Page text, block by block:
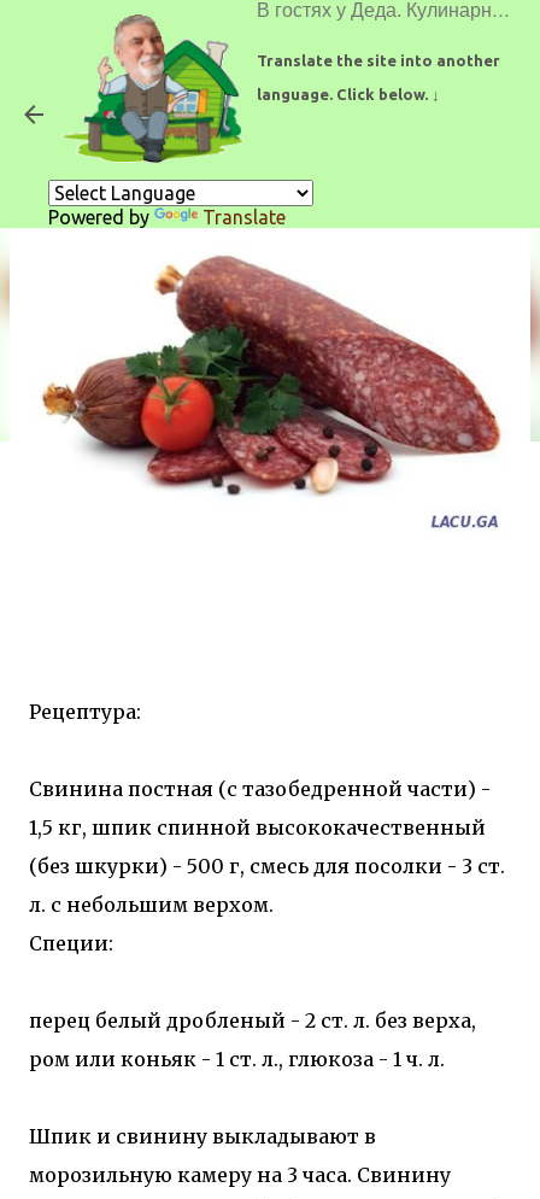
В гостях у Деда. Кулинарные рецепты.
Translate the site into another
language. Click below. ↓
Powered by Translate
Салями Домашняя
Рецептура:
Свинина постная (с тазобедренной части) -
1,5 кг, шпик спинной высококачественный
(без шкурки) - 500 г, смесь для посолки - 3 ст.
л. с небольшим верхом.
Специи:
перец белый дробленый - 2 ст. л. без верха,
ром или коньяк - 1 ст. л., глюкоза - 1 ч. л.
Шпик и свинину выкладывают в
морозильную камеру на 3 часа. Свинину